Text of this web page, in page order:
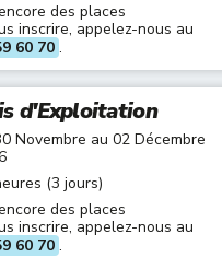
des places
inscrire, appelez-nous au
60 70 .
d'Exploitation
Novembre au 02 Décembre
(3 jours)
des places
inscrire, appelez-nous au
60 70 .